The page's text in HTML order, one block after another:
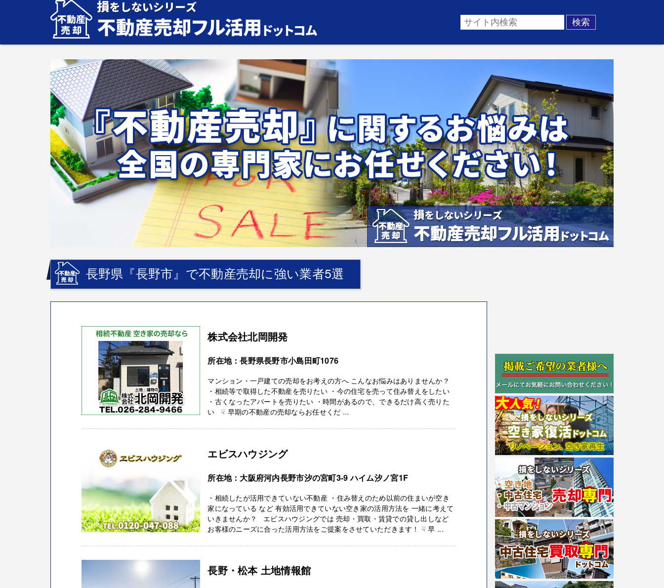
長野県『長野市』で不動産売却に強い業者5選
株式会社北岡開発
所在地：長野県長野市小島田町1076
マンション・一戸建ての売却をお考えの方へ こんなお悩みはありませんか？
・相続等で取得した不動産を売りたい ・今の住宅を売って住み替えをしたい
・古くなったアパートを売りたい ・時間があるので、できるだけ高く売りた
い ☟ 早期の不動産の売却ならお任せくだ ...
エビスハウジング
所在地：大阪府河内長野市汐の宮町3-9 ハイム汐ノ宮1F
・相続したが活用できていない不動産 ・住み替えのため以前の住まいが空き
家になっている など 有効活用できていない空き家の活用方法を 一緒に考えて
いきませんか？ エビスハウジングでは 売却・買取・賃貸での貸し出しなど
お客様のニーズに合った活用方法をご提案をさせていただきます！ ☟ 早 ...
長野・松本 土地情報館